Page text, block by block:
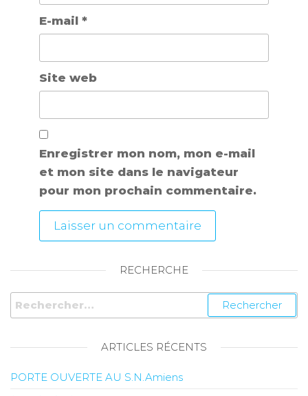
E-mail *
Site web
Enregistrer mon nom, mon e-mail
et mon site dans le navigateur
pour mon prochain commentaire.
RECHERCHE
ARTICLES RÉCENTS
PORTE OUVERTE AU S.N.Amiens